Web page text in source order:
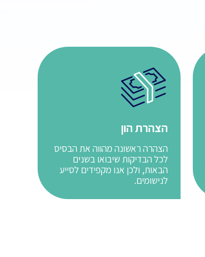
הצהרת הון
הצהרה ראשונה מהווה את הבסיס
לכל הבדיקות שיבואו בשנים
הבאות, ולכן אנו מקפידים לסייע
לנישומים.